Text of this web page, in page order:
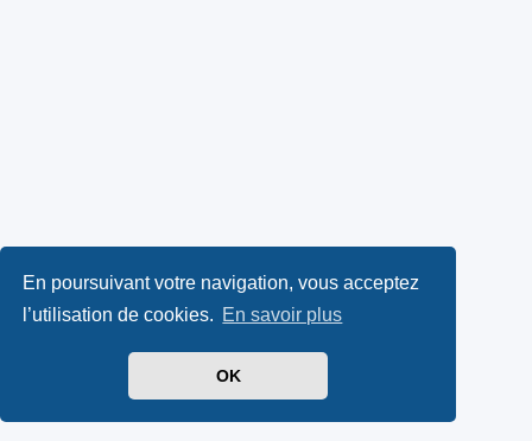
En poursuivant votre navigation, vous acceptez
l’utilisation de cookies. En savoir plus
OK